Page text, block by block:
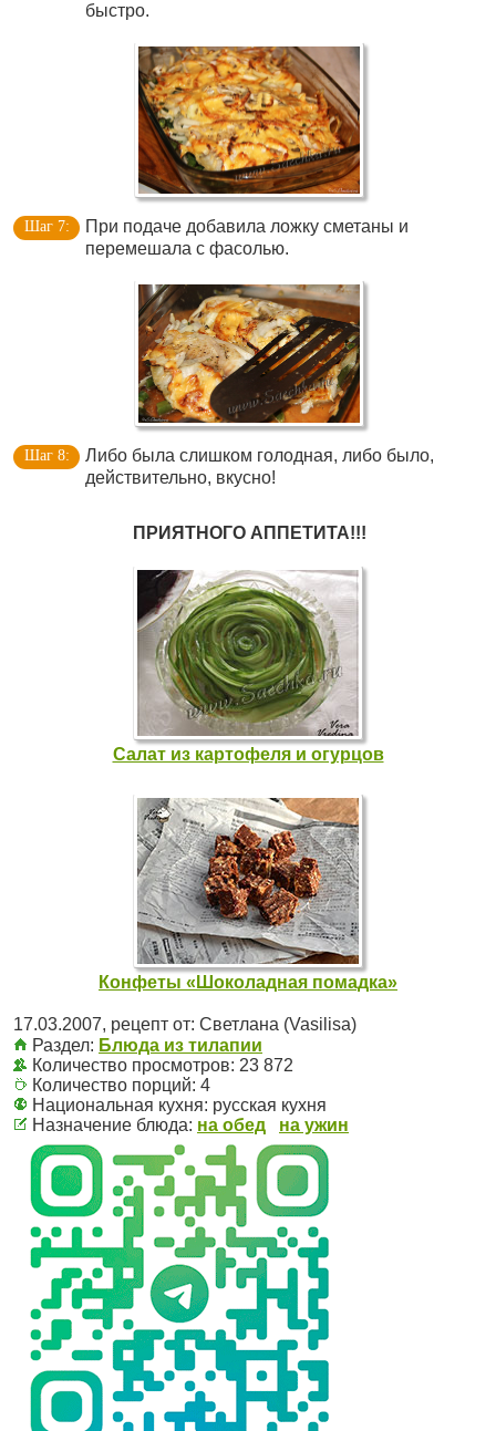
быстро.
При подаче добавила ложку сметаны и
перемешала с фасолью.
Либо была слишком голодная, либо было,
действительно, вкусно!
ПРИЯТНОГО АППЕТИТА!!!
Салат из картофеля и огурцов
Конфеты «Шоколадная помадка»
17.03.2007, рецепт от: Светлана (Vasilisa)
Раздел: Блюда из тилапии
Количество просмотров: 23 872
Количество порций: 4
Национальная кухня: русская кухня
Назначение блюда: на обед на ужин